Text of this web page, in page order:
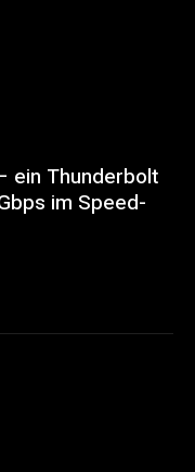
ein Thunderbolt
im Speed-